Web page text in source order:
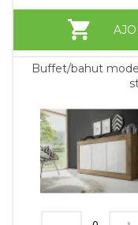
Buffet/bahut